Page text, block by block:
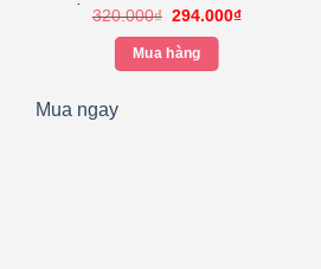
Mềm Mại 76 tờ/gói An Toàn
320.000₫ Giá
là:
320.000₫.
294.000₫Giá
Mua hàng
Mua ngay